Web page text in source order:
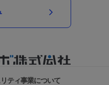
ティ事業について